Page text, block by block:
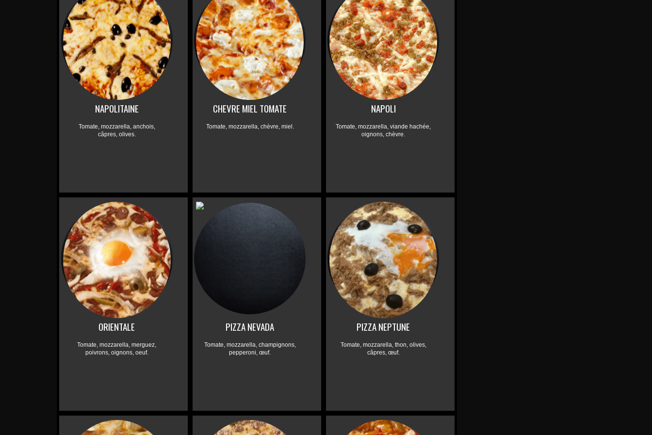
NAPOLITAINE
Tomate, mozzarella, anchois,
câpres, olives.
CHEVRE MIEL TOMATE
Tomate, mozzarella, chèvre, miel.
NAPOLI
Tomate, mozzarella, viande hachée,
oignons, chèvre.
ORIENTALE
Tomate, mozzarella, merguez,
poivrons, oignons, oeuf.
PIZZA NEVADA
Tomate, mozzarella, champignons,
pepperoni, œuf.
PIZZA NEPTUNE
Tomate, mozzarella, thon, olives,
câpres, œuf.